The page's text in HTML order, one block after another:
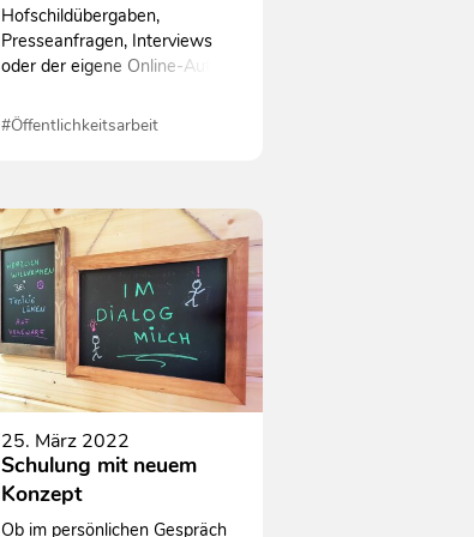
Hofschildübergaben,
Presseanfragen, Interviews
oder der eigene Online-Auftritt
Öffentlichkeitsarbeit ist
#Öffentlichkeitsarbeit
25. März 2022
Schulung mit neuem
Konzept
Ob im persönlichen Gespräch